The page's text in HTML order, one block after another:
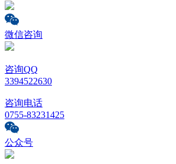
微信咨询
咨询QQ
3394522630
咨询电话
0755-83231425
公众号